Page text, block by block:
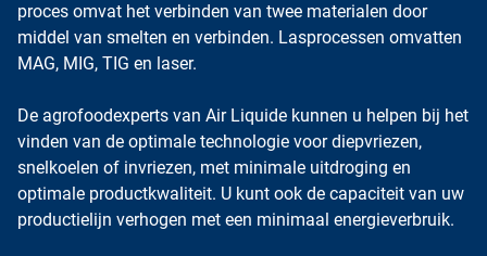
proces omvat het verbinden van twee materialen door
middel van smelten en verbinden. Lasprocessen omvatten
MAG, MIG, TIG en laser.
De agrofoodexperts van Air Liquide kunnen u helpen bij het
vinden van de optimale technologie voor diepvriezen,
snelkoelen of invriezen, met minimale uitdroging en
optimale productkwaliteit. U kunt ook de capaciteit van uw
productielijn verhogen met een minimaal energieverbruik.